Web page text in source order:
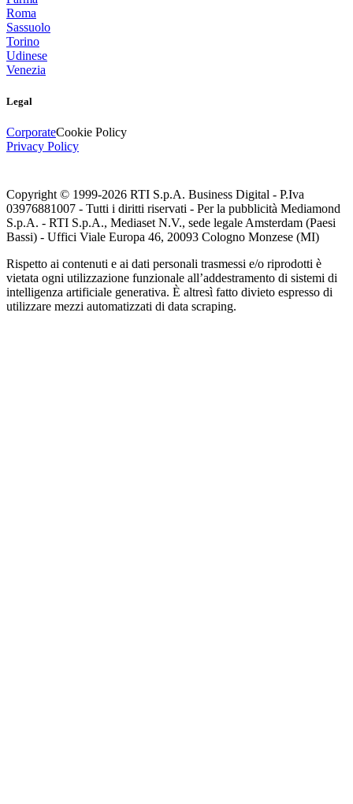
Roma
Sassuolo
Torino
Udinese
Venezia
Legal
CorporateCookie Policy
Privacy Policy
Copyright © 1999-2026 RTI S.p.A. Business Digital - P.Iva
03976881007 - Tutti i diritti riservati - Per la pubblicità Mediamond
S.p.A. - RTI S.p.A., Mediaset N.V., sede legale Amsterdam (Paesi
Bassi) - Uffici Viale Europa 46, 20093 Cologno Monzese (MI)
Rispetto ai contenuti e ai dati personali trasmessi e/o riprodotti è
vietata ogni utilizzazione funzionale all’addestramento di sistemi di
intelligenza artificiale generativa. È altresì fatto divieto espresso di
utilizzare mezzi automatizzati di data scraping.